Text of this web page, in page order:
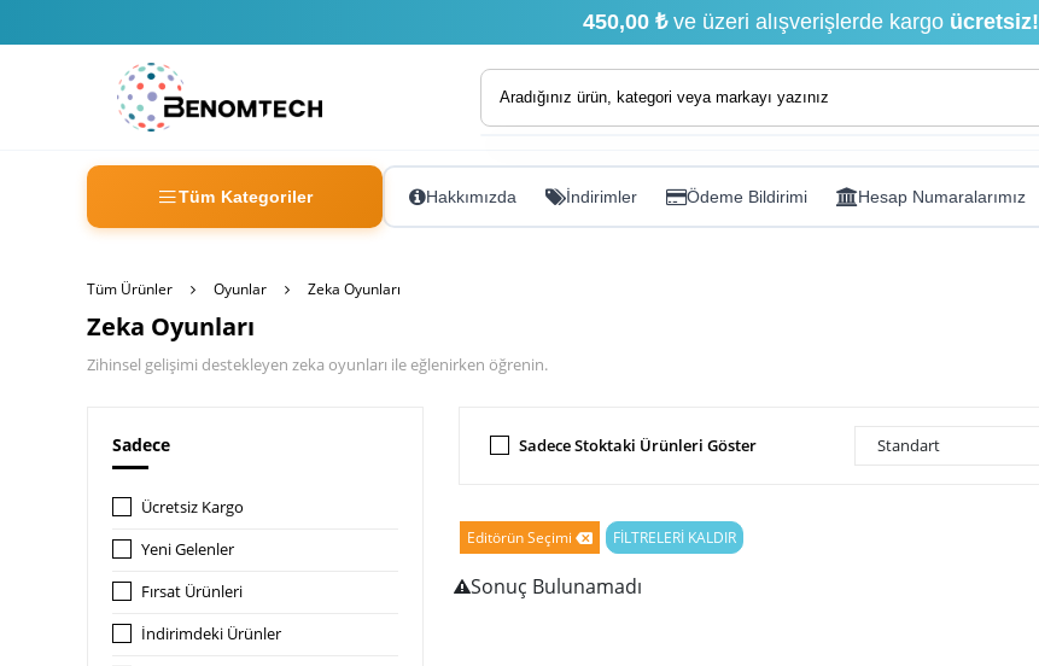
450,00 ₺ ve üzeri alışverişlerde kargo ücretsiz!
Tüm Kategoriler Hakkımızda İndirimler Ödeme Bildirimi Hesap Numaralarımız
Tüm Ürünler Oyunlar Zeka Oyunları
Zeka Oyunları
Zihinsel gelişimi destekleyen zeka oyunları ile eğlenirken öğrenin.
Sadece
Ücretsiz Kargo
Yeni Gelenler
Fırsat Ürünleri
İndirimdeki Ürünler
Sadece Stoktaki Ürünleri Göster Standart
Editörün Seçimi FİLTRELERİ KALDIR
Sonuç Bulunamadı